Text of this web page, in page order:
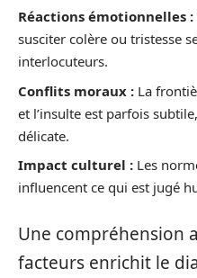
Réactions émotionnelles :
susciter colère ou tristesse
interlocuteurs.
Conflits moraux : La
et l’insulte est parfois
délicate.
Impact culturel : Les
influencent ce qui est jugé
Une compréhension
facteurs enrichit le